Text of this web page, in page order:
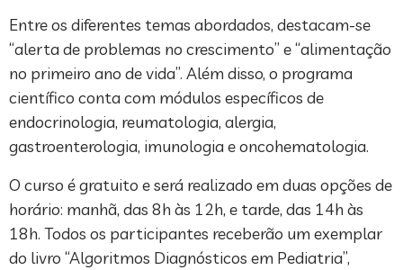
Entre os diferentes temas abordados, destacam-se
“alerta de problemas no crescimento” e “alimentação
no primeiro ano de vida”. Além disso, o programa
científico conta com módulos específicos de
endocrinologia, reumatologia, alergia,
gastroenterologia, imunologia e oncohematologia.
O curso é gratuito e será realizado em duas opções de
horário: manhã, das 8h às 12h, e tarde, das 14h às
18h. Todos os participantes receberão um exemplar
do livro “Algoritmos Diagnósticos em Pediatria”,